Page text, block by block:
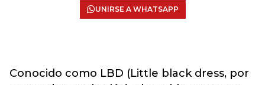
UNIRSE A WHATSAPP
Conocido como LBD (Little black dress, por